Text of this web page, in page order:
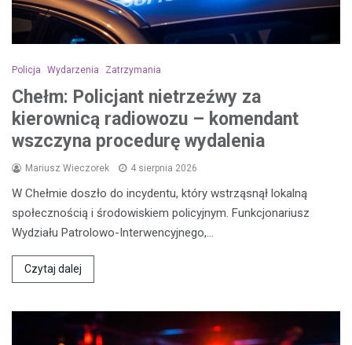
Policja Wydarzenia Zatrzymania
Chełm: Policjant nietrzeźwy za
kierownicą radiowozu – komendant
wszczyna procedurę wydalenia
Mariusz Wieczorek 4 sierpnia 2026
W Chełmie doszło do incydentu, który wstrząsnął lokalną
społecznością i środowiskiem policyjnym. Funkcjonariusz
Wydziału Patrolowo-Interwencyjnego,…
Czytaj dalej